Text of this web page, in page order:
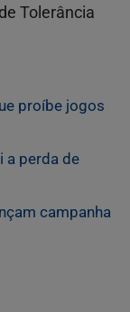
Tolerância
proíbe jogos
a perda de
campanha